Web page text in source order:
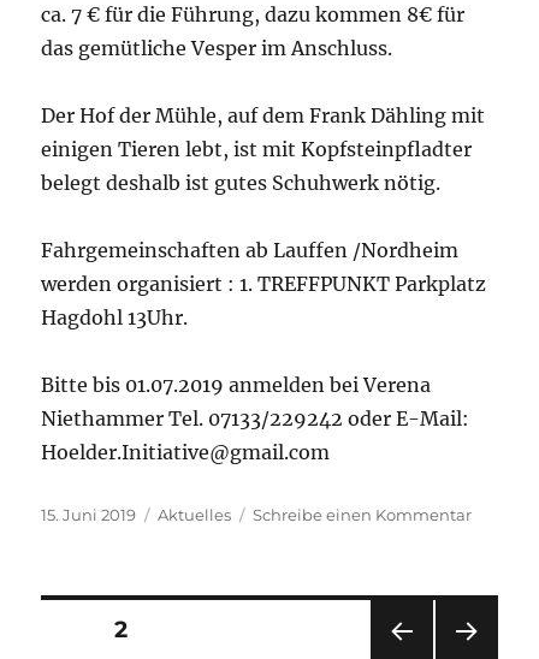
ca. 7 € für die Führung, dazu kommen 8€ für
das gemütliche Vesper im Anschluss.
Der Hof der Mühle, auf dem Frank Dähling mit
einigen Tieren lebt, ist mit Kopfsteinpfladter
belegt deshalb ist gutes Schuhwerk nötig.
Fahrgemeinschaften ab Lauffen /Nordheim
werden organisiert : 1. TREFFPUNKT Parkplatz
Hagdohl 13Uhr.
Bitte bis 01.07.2019 anmelden bei Verena
Niethammer Tel. 07133/229242 oder E-Mail:
Hoelder.Initiative@gmail.com
Veröffentlicht
15. Juni 2019 Kategorien
Aktuelles Schreibe einen Kommentarzu
Hölder
Seitennummerierung
SEITE2